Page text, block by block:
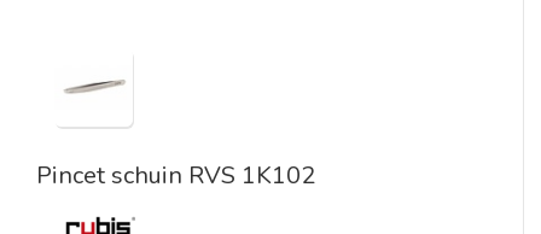
Pincet schuin RVS 1K102